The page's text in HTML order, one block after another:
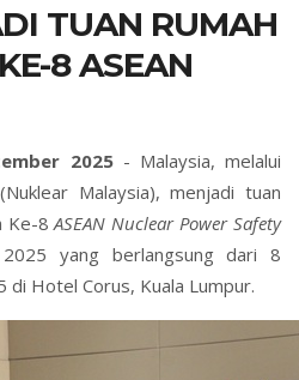
TUAN RUMAH
8 ASEAN
2025- Malaysia, melalui
Malaysia), menjadi tuan
Ke-8 ASEAN Nuclear Power Safety
2025 yang berlangsung dari 8
Hotel Corus, Kuala Lumpur.